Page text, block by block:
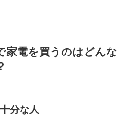
家電を買うのはどんな
分な人